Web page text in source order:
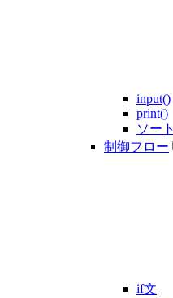
input()
print()
ソート
制御フロー
if文